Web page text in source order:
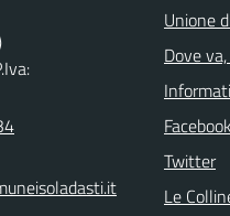
Unione
Dove
Facebook
Twitter
Le